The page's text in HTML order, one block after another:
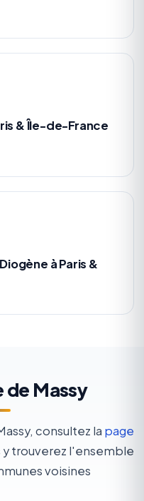
& Île-de-France
à Paris &
de Massy
consultez la page
y trouverez l'ensemble
voisines